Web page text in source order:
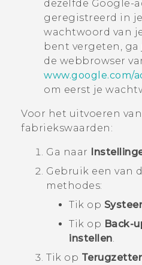
dezelfde Google-
geregistreerd in
wachtwoord van
bent vergeten,
de webbrowser
www.google.com/
om eerst je
Voor het uitvoeren
fabriekswaarden:
Ga naar
Gebruik een van
methodes:
Tik op
Tik op Back-
instellen
Tik op